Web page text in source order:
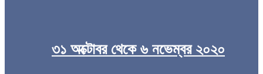
৩১ অক্টোবর থেকে ৬ নভেম্বর ২০২০